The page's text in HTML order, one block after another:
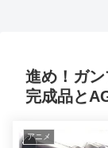
進め！ガ
完成品と
アニメ